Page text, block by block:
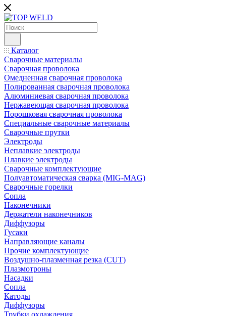
Каталог
Сварочные материалы
Сварочная проволока
Омедненная сварочная проволока
Полированная сварочная проволока
Алюминиевая сварочная проволока
Нержавеющая сварочная проволока
Порошковая сварочная проволока
Специальные сварочные материалы
Сварочные прутки
Электроды
Неплавкие электроды
Плавкие электроды
Сварочные комплектующие
Полуавтоматическая сварка (MIG-MAG)
Сварочные горелки
Сопла
Наконечники
Держатели наконечников
Диффузоры
Гусаки
Направляющие каналы
Прочие комплектующие
Воздушно-плазменная резка (CUT)
Плазмотроны
Насадки
Сопла
Катоды
Диффузоры
Трубки охлаждения